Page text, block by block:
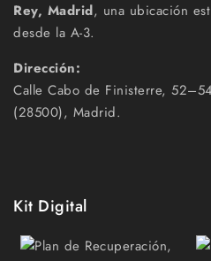
Rey, Madrid, una ubicación
desde la A-3.
Dirección:
Calle Cabo de Finisterre,
(28500), Madrid.
Kit Digital